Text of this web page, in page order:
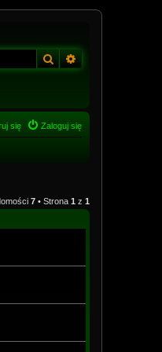
Szukaj
Zaloguj się
się
7 • Strona 1 z 1